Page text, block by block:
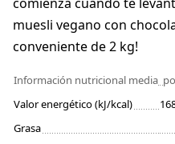
muesli vegano con
conveniente de 2 kg!
Información nutricional media
Valor energético (kJ/kcal)
Grasa